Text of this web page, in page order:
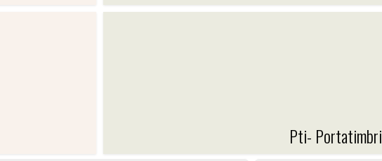
Pti- Portatimbri